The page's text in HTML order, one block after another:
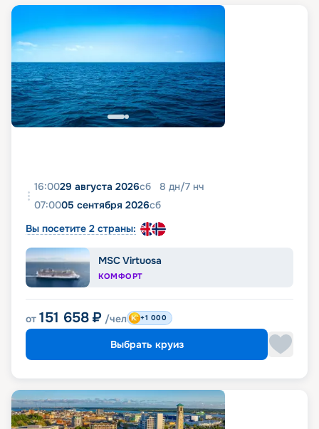
16:0029 августа 2026сб 8 дн/7 нч
07:0005 сентября 2026сб
Вы посетите 2 страны:
MSC Virtuosa
КОМФОРТ
от 151 658 ₽ /чел +1 000
Выбрать круиз